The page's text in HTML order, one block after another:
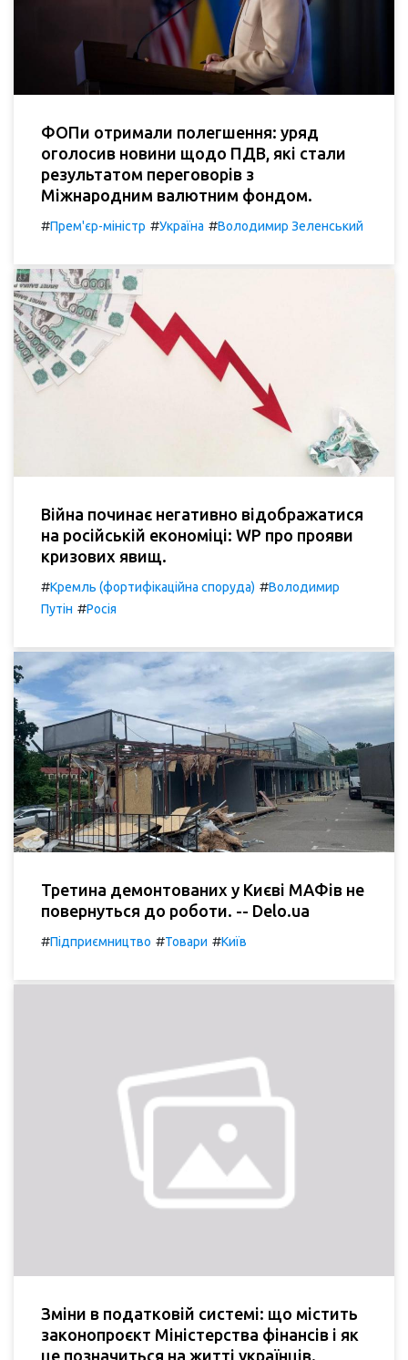
ФОПи отримали полегшення: уряд
оголосив новини щодо ПДВ, які стали
результатом переговорів з
Міжнародним валютним фондом.
#Прем'єр-міністр #Україна #Володимир Зеленський
Війна починає негативно відображатися
на російській економіці: WP про прояви
кризових явищ.
#Кремль (фортифікаційна споруда) #Володимир
Путін #Росія
Третина демонтованих у Києві МАФів не
повернуться до роботи. -- Delo.ua
#Підприємництво #Товари #Київ
Зміни в податковій системі: що містить
законопроєкт Міністерства фінансів і як
це позначиться на житті українців.